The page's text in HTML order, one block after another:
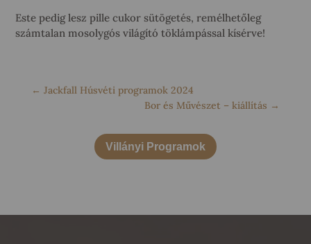
Este pedig lesz pille cukor sütögetés, remélhetőleg
számtalan mosolygós világító töklámpással kísérve!
← Jackfall Húsvéti programok 2024
Bor és Művészet – kiállítás →
Villányi Programok